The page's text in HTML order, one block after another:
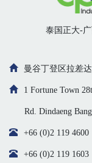
泰国正大-
曼谷丁登区拉差
1 Fortune Town
Rd. Dindaeng
+66 (0)2 119 4600
+66 (0)2 119 1603